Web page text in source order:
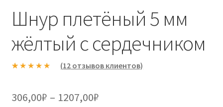
Шнур плетёный 5 мм
жёлтый с сердечником
основе
(12 отзывов клиентов)
306,00₽ – 1207,00₽Диапазон